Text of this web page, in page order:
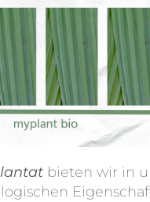
bieten wir in